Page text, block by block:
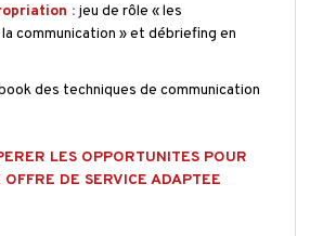
: jeu de rôle « les
communication » et débriefing en
des techniques de communication
LES OPPORTUNITES POUR
DE SERVICE ADAPTEE